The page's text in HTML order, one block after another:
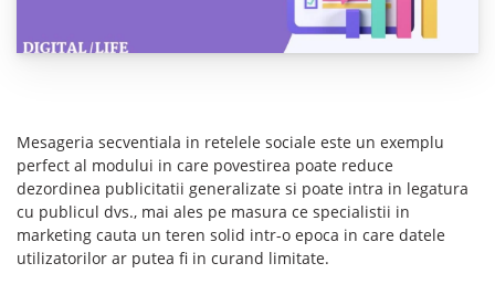
Mesageria secventiala in retelele sociale este un exemplu
perfect al modului in care povestirea poate reduce
dezordinea publicitatii generalizate si poate intra in legatura
cu publicul dvs., mai ales pe masura ce specialistii in
marketing cauta un teren solid intr-o epoca in care datele
utilizatorilor ar putea fi in curand limitate.